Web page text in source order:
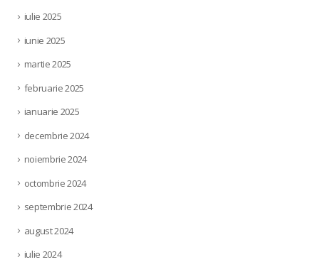
iulie 2025
iunie 2025
martie 2025
februarie 2025
ianuarie 2025
decembrie 2024
noiembrie 2024
octombrie 2024
septembrie 2024
august 2024
iulie 2024